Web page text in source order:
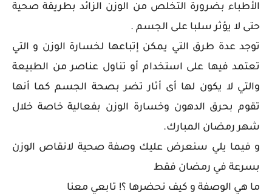
الأطباء بضرورة التخلص من الوزن الزائد بطريقة صحية
حتى لا يؤثر سلبا على الجسم .
توجد عدة طرق التي يمكن إتباعها لخسارة الوزن و التي
تعتمد فيها على استخدام أو تناول عناصر من الطبيعة
والتي لا يكون لها أى أثار تضر بصحة الجسم كما أنها
تقوم بحرق الدهون وخسارة الوزن بفعالية خاصة خلال
شهر رمضان المبارك.
و فيما يلي سنعرض عليك وصفة صحية لانقاص الوزن
بسرعة في رمضان فقط
ما هي الوصفة و كيف نحضرها ؟! تابعي معنا